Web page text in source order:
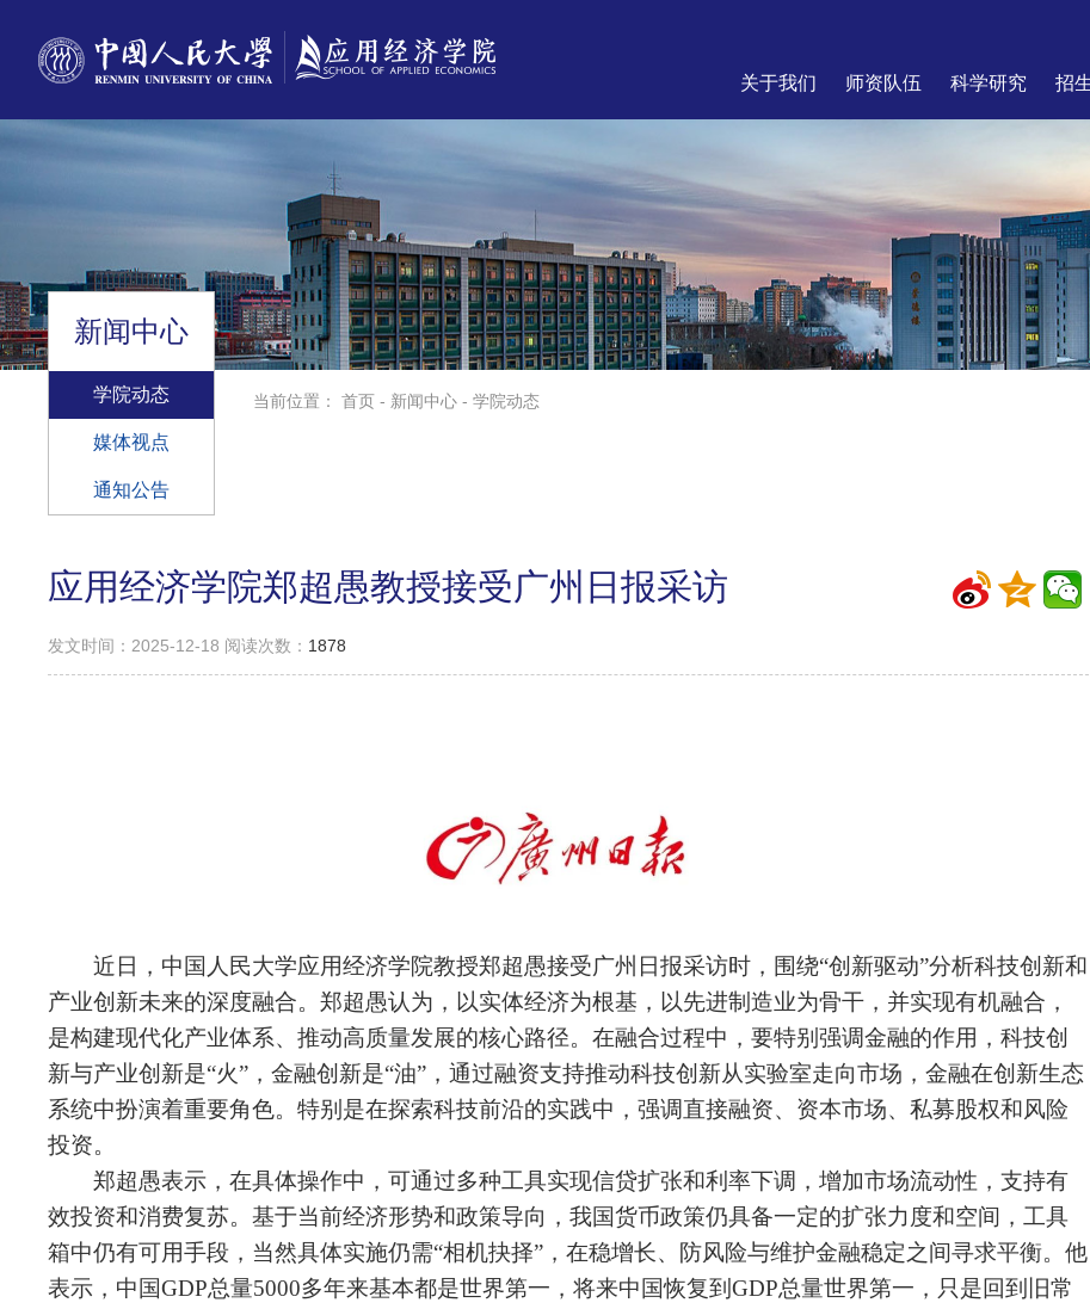
关于我们 师资队伍 科学研究 招
新闻中心
学院动态
媒体视点
通知公告
当前位置：首页 - 新闻中心 -学院动态
应用经济学院郑超愚教授接受广州日报采访
发文时间：2025-12-18 阅读次数： 1878
近日，中国人民大学应用经济学院教授郑超愚接受广州日报采访时，围绕“创新驱动”分析科技创新和
产业创新未来的深度融合。郑超愚认为，以实体经济为根基，以先进制造业为骨干，并实现有机融合，
是构建现代化产业体系、推动高质量发展的核心路径。在融合过程中，要特别强调金融的作用，科技创
新与产业创新是“火”，金融创新是“油”，通过融资支持推动科技创新从实验室走向市场，金融在创新生态
系统中扮演着重要角色。特别是在探索科技前沿的实践中，强调直接融资、资本市场、私募股权和风险
投资。
郑超愚表示，在具体操作中，可通过多种工具实现信贷扩张和利率下调，增加市场流动性，支持有
效投资和消费复苏。基于当前经济形势和政策导向，我国货币政策仍具备一定的扩张力度和空间，工具
箱中仍有可用手段，当然具体实施仍需“相机抉择”，在稳增长、防风险与维护金融稳定之间寻求平衡。他
表示，中国GDP总量5000多年来基本都是世界第一，将来中国恢复到GDP总量世界第一，只是回到旧常